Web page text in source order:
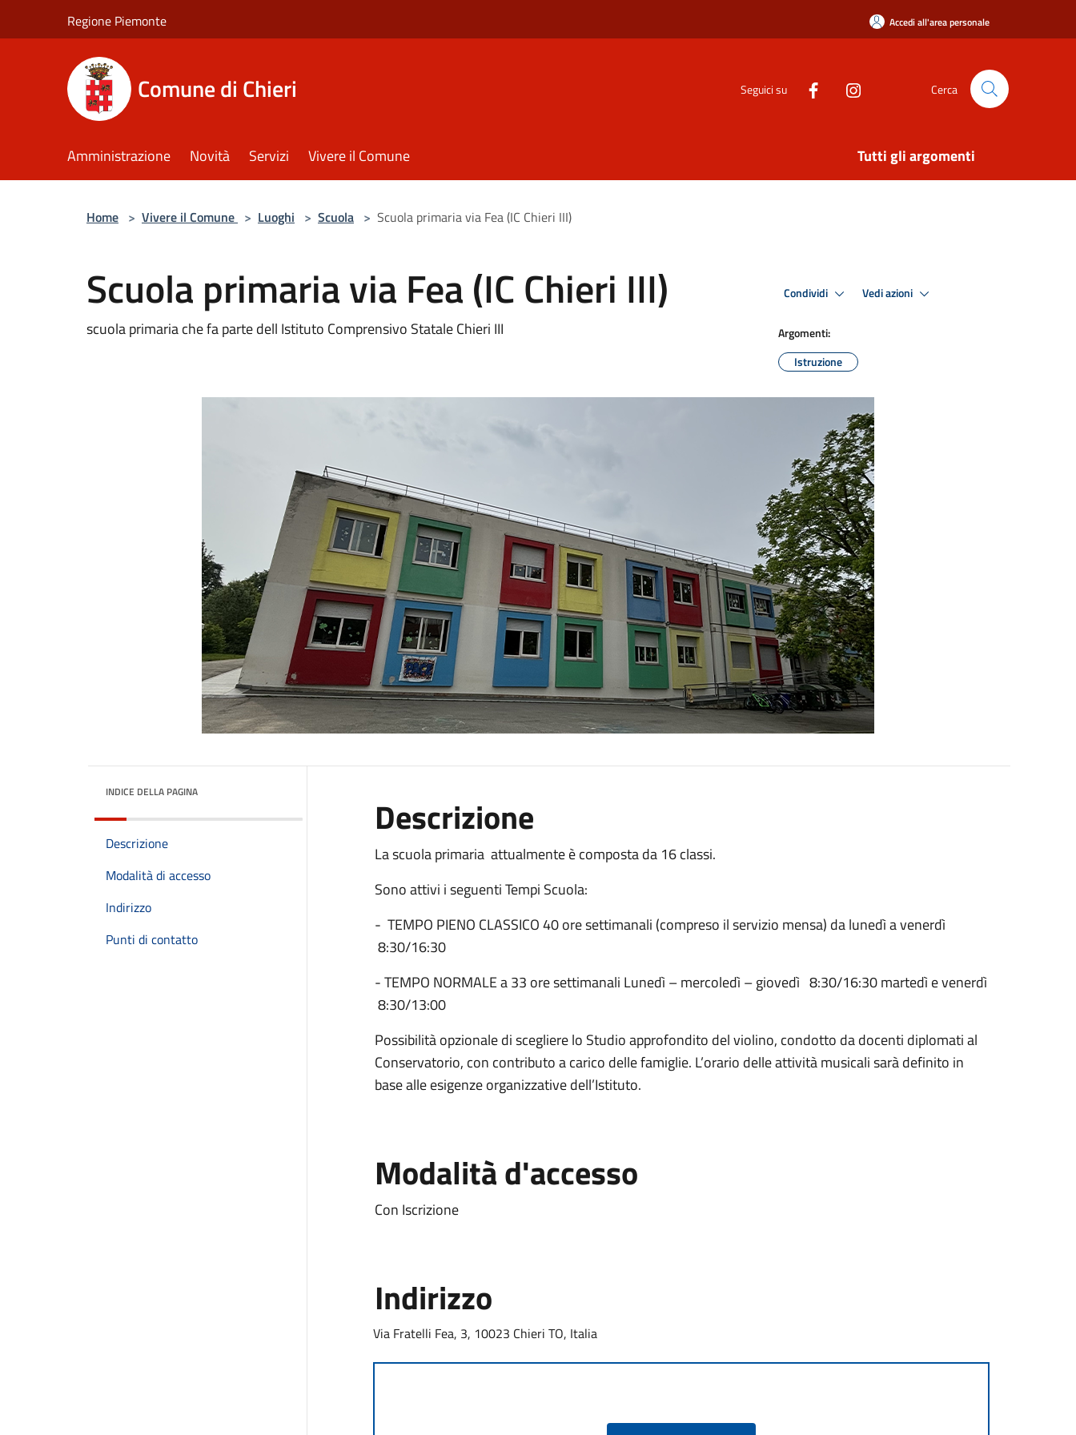
Regione Piemonte Accedi all'area personale
Comune di Chieri Seguici su Cerca
Amministrazione Novità Servizi Vivere il Comune Tutti gli argomenti
Home > Vivere il Comune > Luoghi > Scuola > Scuola primaria via Fea (IC Chieri III)
Scuola primaria via Fea (IC Chieri III)
scuola primaria che fa parte dell Istituto Comprensivo Statale Chieri III
Condividi Vedi azioni
Argomenti:
Istruzione
INDICE DELLA PAGINA
Descrizione
Modalità di accesso
Indirizzo
Punti di contatto
Descrizione
La scuola primaria attualmente è composta da 16 classi.
Sono attivi i seguenti Tempi Scuola:
- TEMPO PIENO CLASSICO 40 ore settimanali (compreso il servizio mensa) da lunedì a venerdì
8:30/16:30
- TEMPO NORMALE a 33 ore settimanali Lunedì – mercoledì – giovedì 8:30/16:30 martedì e venerdì
8:30/13:00
Possibilità opzionale di scegliere lo Studio approfondito del violino, condotto da docenti diplomati al
Conservatorio, con contributo a carico delle famiglie. L’orario delle attività musicali sarà definito in
base alle esigenze organizzative dell’Istituto.
Modalità d'accesso
Con Iscrizione
Indirizzo
Via Fratelli Fea, 3, 10023 Chieri TO, Italia